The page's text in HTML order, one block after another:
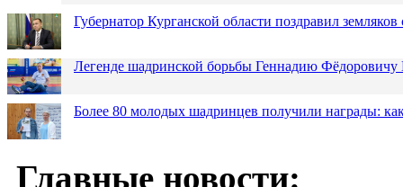
Губернатор Курганской области поздравил
Легенде шадринской борьбы Геннадию Фёдоровичу
Более 80 молодых шадринцев получили награды:
Главные новости: